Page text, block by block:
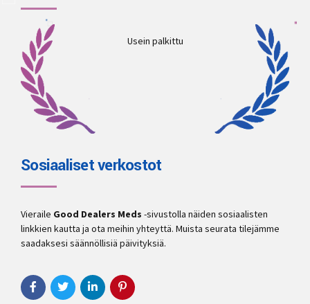
Usein palkittu
Sosiaaliset verkostot
Vieraile Good Dealers Meds -sivustolla näiden sosiaalisten
linkkien kautta ja ota meihin yhteyttä. Muista seurata tilejämme
saadaksesi säännöllisiä päivityksiä.